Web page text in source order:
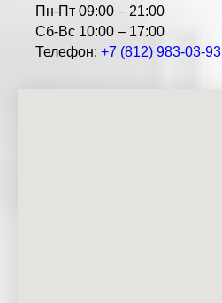
Пн-Пт 09:00 – 21:00
Сб-Вс 10:00 – 17:00
Телефон: +7 (812) 983-03-93